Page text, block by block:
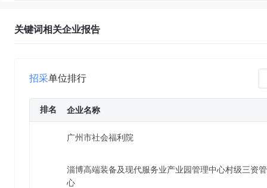
关键词相关企业报告
招采单位排行
排名 企业名称
广州市社会福利院
淄博高端装备及现代服务业产业园管理中心村级三资
心